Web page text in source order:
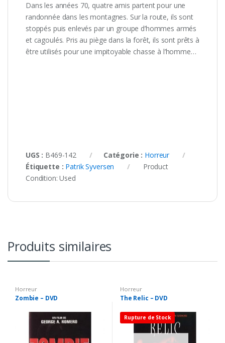
Dans les années 70, quatre amis partent pour une
randonnée dans les montagnes. Sur la route, ils sont
stoppés puis enlevés par un groupe d’hommes armés
et cagoulés. Pris au piège dans la forêt, ils sont prêts à
être utilisés pour une impitoyable chasse à l’homme…
UGS : B469-142 Catégorie : Horreur
Étiquette : Patrik Syversen
Product
Condition:Used
Produits similaires
Horreur
Zombie – DVD
Horreur
The Relic – DVD
Rupture de Stock